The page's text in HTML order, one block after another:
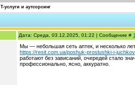
IT-услуги и аутсорсинг
Дата: Среда, 03.12.2025, 01:22 | Сообщение # 1
Мы — небольшая сеть аптек, и несколько
https://resit.com.ua/poshuk-proslushki-i-
работают без зависаний, очередей стало
профессионально, ясно, аккуратно.